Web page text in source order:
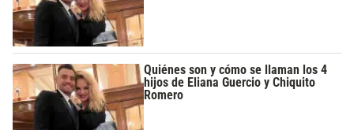
Quiénes son y cómo se llaman los 4
hijos de Eliana Guercio y Chiquito
Romero